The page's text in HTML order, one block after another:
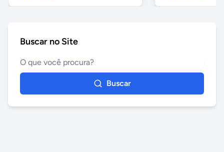
Buscar no Site
Buscar